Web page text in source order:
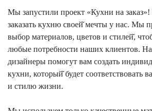
Мы запустили проект «Кухни на
заказать кухню своей̆ мечты у нас. Мы
выбор материалов, цветов и стилей̆,
любые потребности наших клиентов.
дизайнеры помогут вам создать
кухни, который̆ будет соответствовать
и стилю жизни.